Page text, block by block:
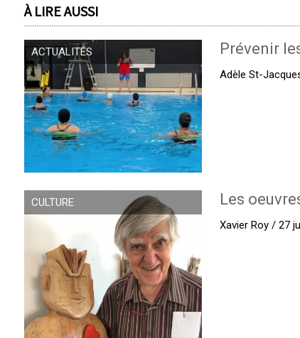
À LIRE AUSSI
ACTUALITÉS Prévenir
Adèle St-
CULTURE Les
Xavier Roy / 27